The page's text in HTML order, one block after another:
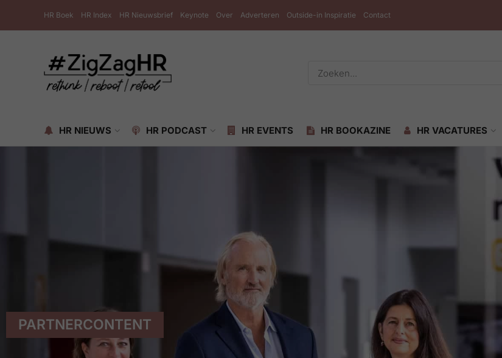
HR Boek HR Index HR Nieuwsbrief Keynote Over Adverteren Outside-in Inspiratie Contact
HR NIEUWS HR PODCAST HR EVENTS HR BOOKAZINE HR VACATURES
PARTNERCONTENT